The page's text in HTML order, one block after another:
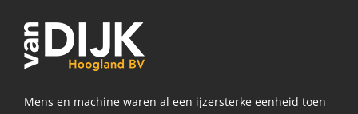
Mens en machine waren al een ijzersterke eenheid toen